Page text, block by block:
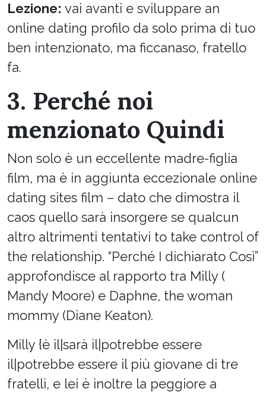
Lezione: vai avanti e sviluppare an
online dating profilo da solo prima di tuo
ben intenzionato, ma ficcanaso, fratello
fa.
3. Perché noi
menzionato Quindi
Non solo è un eccellente madre-figlia
film, ma è in aggiunta eccezionale online
dating sites film – dato che dimostra il
caos quello sarà insorgere se qualcun
altro altrimenti tentativi to take control of
the relationship. “Perché I dichiarato Così”
approfondisce al rapporto tra Milly (
Mandy Moore) e Daphne, the woman
mommy (Diane Keaton).
Milly {è il|sarà il|potrebbe essere
il|potrebbe essere il più giovane di tre
fratelli, e lei è inoltre la peggiore a